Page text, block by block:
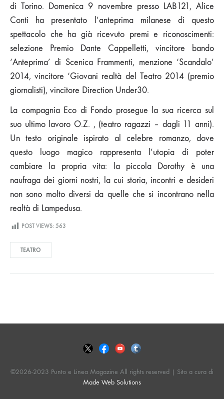
di Torino. Domenica 9 novembre presso LAB121, Alice
Conti ha presentato l’anteprima milanese di questo
spettacolo che ha già ricevuto premi e riconoscimenti:
selezione Premio Dante Cappelletti, vincitore bando
‘Anteprima’ di Scenica Frammenti, menzione ‘Scandalo’
2014, vincitore ‘Giovani realtà del Teatro 2014 (premio
giornalisti), vincitore Direction Under30.
La compagnia Eco di Fondo prosegue la sua ricerca sul
suo ultimo lavoro O.Z. , (teatro ragazzi – dagli 11 anni).
Un testo originale ispirato al celebre romanzo, dove
questo luogo magico rappresenta l’utopia di poter
cambiare la propria vita: la piccola Dorothy è una
naufraga dei giorni nostri, la cui storia, incontri e desideri
non sono molto diversi da quelle che si incontrano nella
realtà di Lampedusa.
POST VIEWS: 563
TEATRO
©2026-2023 Punto e Linea Magazine All rights reserved | Sito a cura di
Made Web Solutions